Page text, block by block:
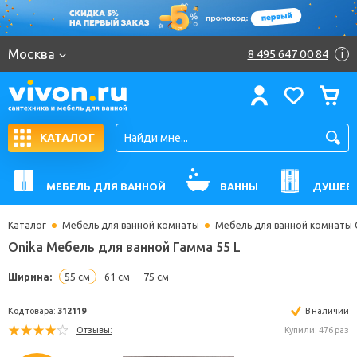
Москва 8 495 647 00 84 i
КАТАЛОГ
МЕБЕЛЬ ДЛЯ ВАННОЙ ВАННЫ
Каталог Мебель для ванной комнаты Мебель для ванной комнаты
Onika Мебель для ванной Гамма 55 L
Ширина: 55 см